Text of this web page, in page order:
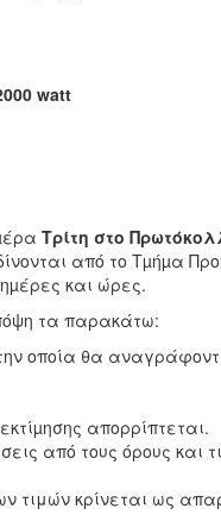
watt
Τρίτη στο
από το Τµήµα
και ώρες.
τα παρακάτω:
οποία θα
απορρίπτεται.
από τους όρους
τιμών κρίνεται ως